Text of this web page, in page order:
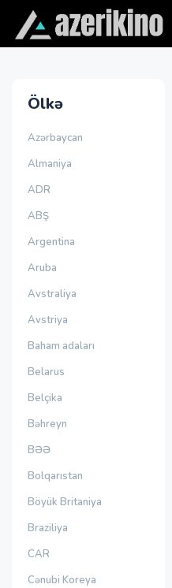
Ölkə
Azərbaycan
Almaniya
ADR
ABŞ
Argentina
Aruba
Avstraliya
Avstriya
Baham adaları
Belarus
Belçika
Bəhreyn
BƏƏ
Bolqarıstan
Böyük Britaniya
Braziliya
CAR
Cənubi Koreya